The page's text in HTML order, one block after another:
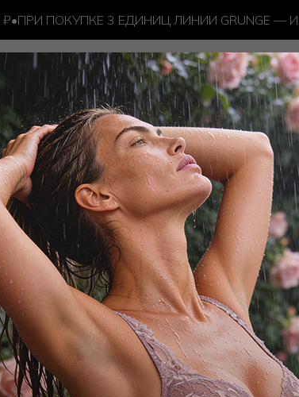
ПРИ ПОКУПКЕ 3 ЕДИНИЦ ЛИНИИ GRUNGE —
О компании